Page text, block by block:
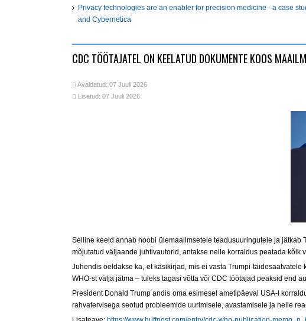
Privacy technologies are an enabler for precision medicine - a case
and Cybernetica
CDC TÖÖTAJATEL ON KEELATUD DOKUMENTE KOOS
Avaldatud: 07 Juuli 2026
Lisatud: 07 Juuli 2026
Selline keeld annab hoobi ülemaailmsetele teadusuuringutele ja jätkab
mõjutatud väljaande juhtivautorid, antakse neile korraldus peatada
Juhendis öeldakse ka, et käsikirjad, mis ei vasta Trumpi
WHO-st välja jätma – tuleks tagasi võtta või CDC töötajad peaksid end
President Donald Trump andis oma esimesel ametipäeval USA-l
rahvatervisega seotud probleemide uurimisele, avastamisele ja neile